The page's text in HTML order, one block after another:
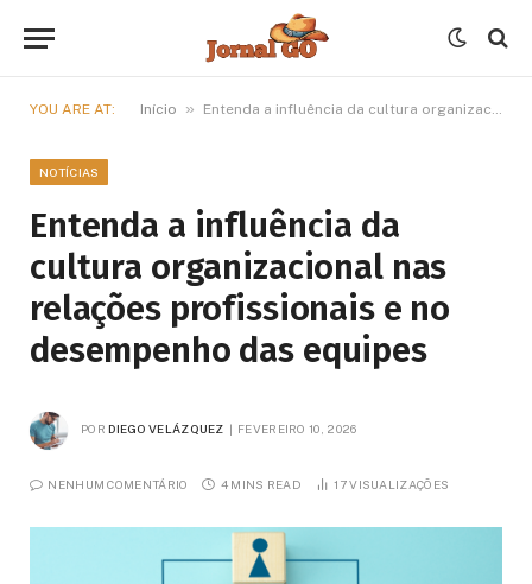
YOU ARE AT: Início » Entenda a influência da cultura organizacional nas relações profissionais e no desempenho das equipes
NOTÍCIAS
Entenda a influência da
cultura organizacional nas
relações profissionais e no
desempenho das equipes
POR DIEGO VELÁZQUEZ FEVEREIRO 10, 2026
NENHUM COMENTÁRIO 4 MINS READ 17VISUALIZAÇÕES